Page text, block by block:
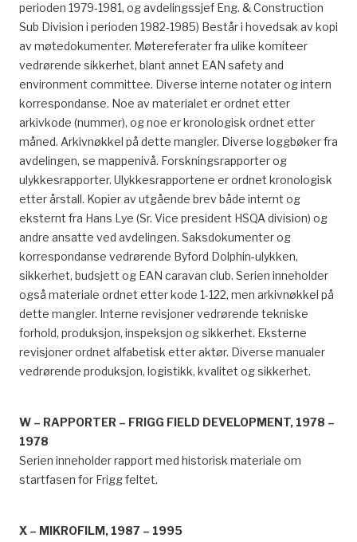
perioden 1979-1981, og avdelingssjef Eng. & Construction
Sub Division i perioden 1982-1985) Består i hovedsak av kopi
av møtedokumenter. Møtereferater fra ulike komiteer
vedrørende sikkerhet, blant annet EAN safety and
environment committee. Diverse interne notater og intern
korrespondanse. Noe av materialet er ordnet etter
arkivkode (nummer), og noe er kronologisk ordnet etter
måned. Arkivnøkkel på dette mangler. Diverse loggbøker fra
avdelingen, se mappenivå. Forskningsrapporter og
ulykkesrapporter. Ulykkesrapportene er ordnet kronologisk
etter årstall. Kopier av utgående brev både internt og
eksternt fra Hans Lye (Sr. Vice president HSQA division) og
andre ansatte ved avdelingen. Saksdokumenter og
korrespondanse vedrørende Byford Dolphin-ulykken,
sikkerhet, budsjett og EAN caravan club. Serien inneholder
også materiale ordnet etter kode 1-122, men arkivnøkkel på
dette mangler. Interne revisjoner vedrørende tekniske
forhold, produksjon, inspeksjon og sikkerhet. Eksterne
revisjoner ordnet alfabetisk etter aktør. Diverse manualer
vedrørende produksjon, logistikk, kvalitet og sikkerhet.
W – RAPPORTER – FRIGG FIELD DEVELOPMENT, 1978 –
1978
Serien inneholder rapport med historisk materiale om
startfasen for Frigg feltet.
X – MIKROFILM, 1987 – 1995